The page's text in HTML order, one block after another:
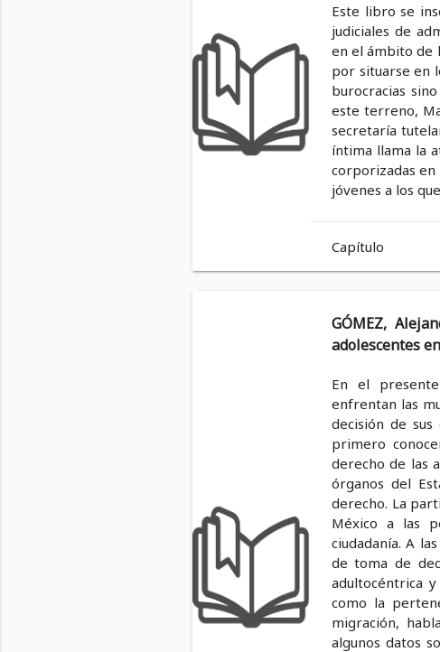
Este libro se
judiciales de
en el ámbito de
por situarse en
burocracias
este terreno,
secretaría
íntima llama la
corporizadas en
jóvenes a los
Capítulo
GÓMEZ,
adolescentes
En el
enfrentan las
decisión de
primero
derecho de las
órganos del
derecho. La
México a las
ciudadanía. A
de toma de
adultocéntrica
como la
migración,
algunos datos